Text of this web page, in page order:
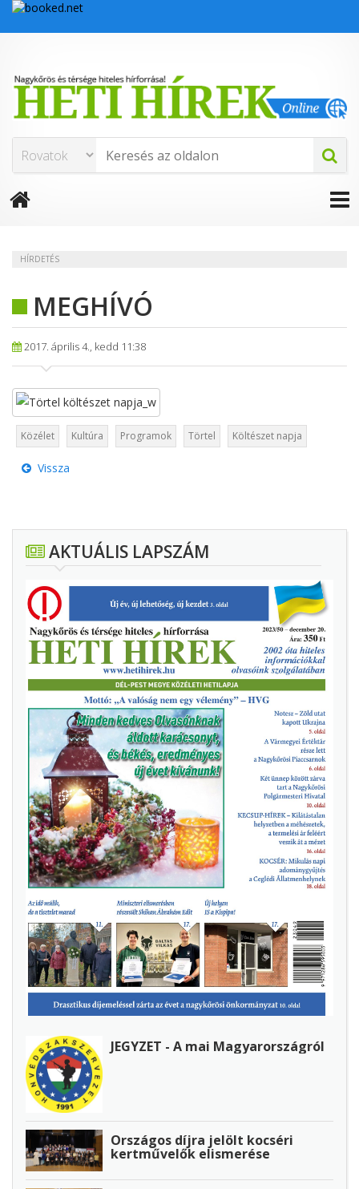
HÍRDETÉS
MEGHÍVÓ
2017. április 4., kedd 11:38
Közélet Kultúra Programok Törtel Költészet napja
Vissza
AKTUÁLIS LAPSZÁM
JEGYZET - A mai Magyarországról
Országos díjra jelölt kocséri
kertművelők elismerése